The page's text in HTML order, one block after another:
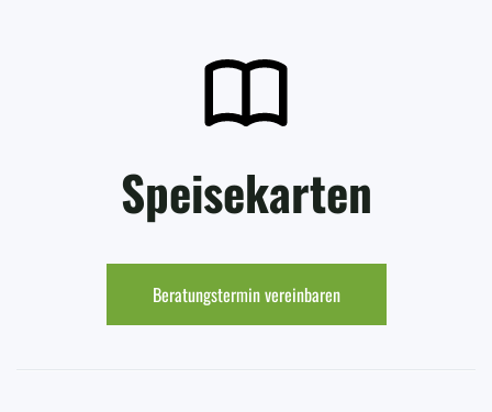
Speisekarten
Beratungstermin vereinbaren